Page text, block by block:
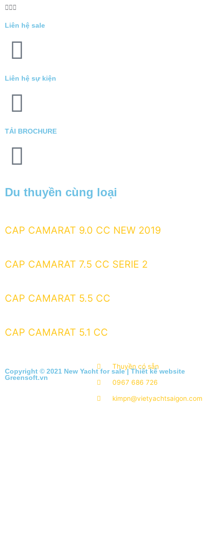
Liên hệ sale
Liên hệ sự kiện
TẢI BROCHURE
Du thuyền cùng loại
CAP CAMARAT 9.0 CC NEW 2019
CAP CAMARAT 7.5 CC SERIE 2
CAP CAMARAT 5.5 CC
CAP CAMARAT 5.1 CC
Copyright © 2021 New Yacht for sale |Thiết kế website
Greensoft.vn
Thuyền có sẵn
0967 686 726
kimpn@vietyachtsaigon.com